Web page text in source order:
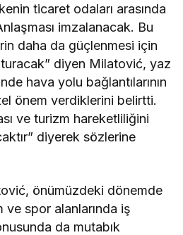
ticaret odaları arasında
imzalanacak. Bu
daha da güçlenmesi için
diyen Milatović, yaz
hava yolu bağlantılarının
önem verdiklerini belirtti.
ve turizm hareketliliğini
diyerek sözlerine
önümüzdeki dönemde
spor alanlarında iş
da mutabık